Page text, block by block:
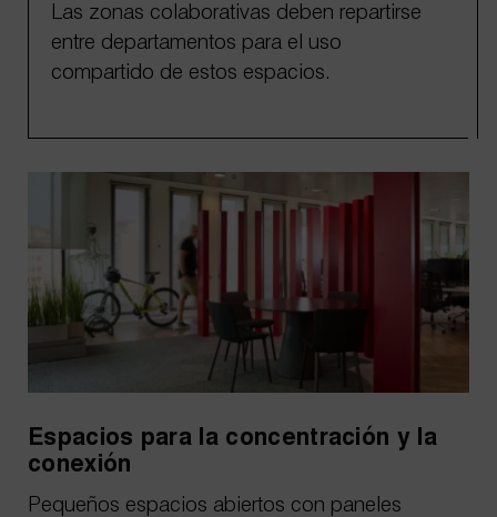
Las zonas colaborativas deben repartirse
entre departamentos para el uso
compartido de estos espacios.
Espacios para la concentración y la
conexión
Pequeños espacios abiertos con paneles